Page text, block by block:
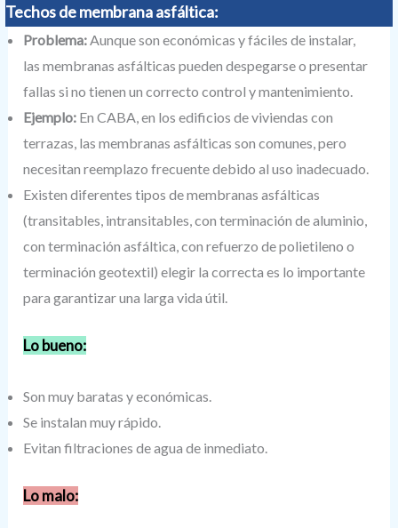
Techos de membrana asfáltica:
Problema:Aunque son económicas y fáciles de instalar,
las membranas asfálticas pueden despegarse o presentar
fallas si no tienen un correcto control y mantenimiento.
Ejemplo: En CABA, en los edificios de viviendas con
terrazas, las membranas asfálticas son comunes, pero
necesitan reemplazo frecuente debido al uso inadecuado.
Existen diferentes tipos de membranas asfálticas
(transitables, intransitables, con terminación de aluminio,
con terminación asfáltica, con refuerzo de polietileno o
terminación geotextil) elegir la correcta es lo importante
para garantizar una larga vida útil.
Lo bueno:
Son muy baratas y económicas.
Se instalan muy rápido.
Evitan filtraciones de agua de inmediato.
Lo malo: